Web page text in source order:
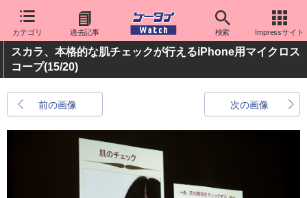
カテゴリ 過去記事 検索 Impressサイト
スカラ、本格的な肌チェックが行えるiPhone用マイクロス
コープ(15/20)
前の画像 次の画像